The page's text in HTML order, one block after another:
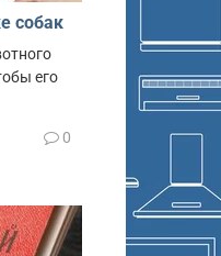
собак
его
0